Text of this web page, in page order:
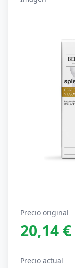
Precio original
20,14 €
Precio actual